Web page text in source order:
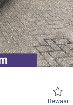
Bewaar